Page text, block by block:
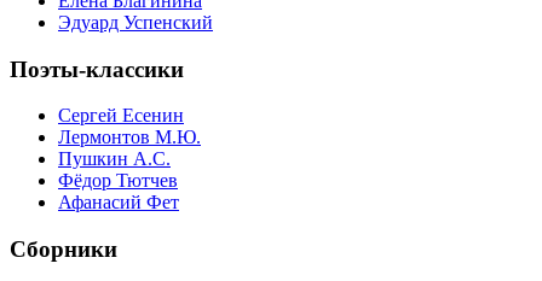
Эдуард Успенский
Поэты-классики
Сергей Есенин
Лермонтов М.Ю.
Пушкин А.С.
Фёдор Тютчев
Афанасий Фет
Сборники